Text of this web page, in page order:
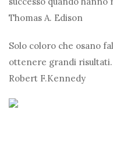
Thomas A. Edison
Solo coloro che osano
ottenere grandi risultati.
Robert F.Kennedy